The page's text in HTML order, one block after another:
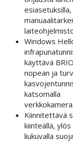
Windows
käyttävä
nopean ja
katsomalla
Kiinnitettävä
kiinteällä, ylös
liukuvalla